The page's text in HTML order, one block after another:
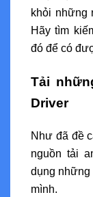
khỏi những
Hãy tìm
đó để có
Tải
Driver
Như đã đề
nguồn tải
dụng những
mình.